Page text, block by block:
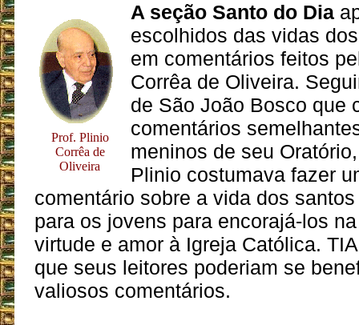
Prof. Plinio
Corrêa de
Oliveira
A seção Santo do Dia
escolhidos das vidas
em comentários feitos
Corrêa de Oliveira.
de São João Bosco que
comentários
meninos de seu
Plinio costumava fazer
comentário sobre a vida dos
para os jovens para encorajá-los
virtude e amor à Igreja Católica.
que seus leitores poderiam se
valiosos comentários.